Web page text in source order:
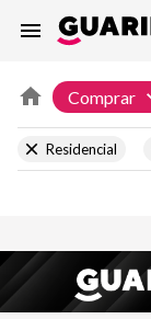
Comprar
Residencial